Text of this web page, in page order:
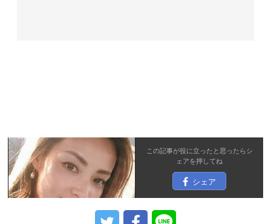
この記事が役に立ったと思ったらシ
ェアを押してね
シェア